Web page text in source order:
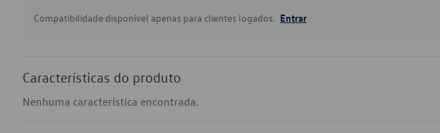
Compatibilidade disponível apenas para clientes logados. Entrar
Características do produto
Nenhuma característica encontrada.